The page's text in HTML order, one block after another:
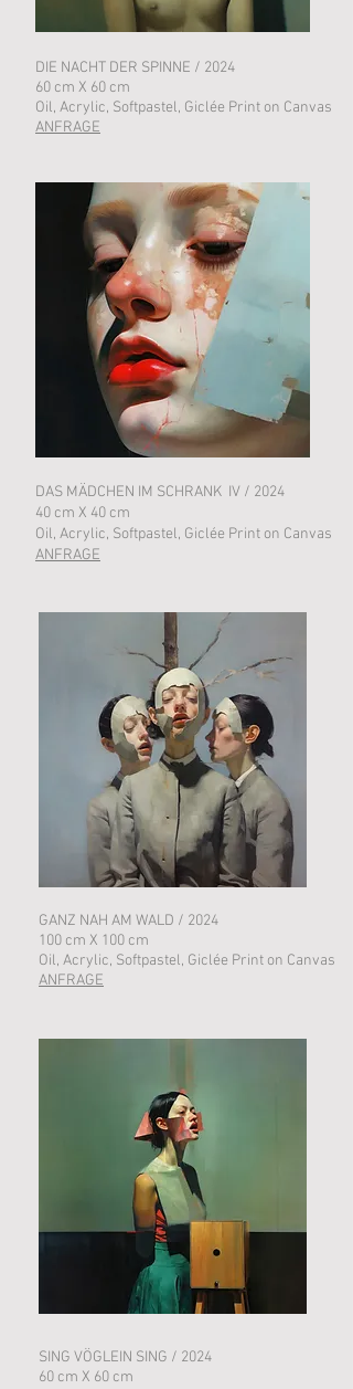
DIE NACHT DER SPINNE / 2024
60 cm X 60 cm
Oil, Acrylic, Softpastel, Giclée Print on Canvas
ANFRAGE
DAS MÄDCHEN IM SCHRANK IV / 2024
40 cm X 40 cm
Oil, Acrylic, Softpastel, Giclée Print on Canvas
ANFRAGE
GANZ NAH AM WALD / 2024
100 cm X 100 cm
Oil, Acrylic, Softpastel, Giclée Print on Canvas
ANFRAGE
SING VÖGLEIN SING / 2024
60 cm X 60 cm